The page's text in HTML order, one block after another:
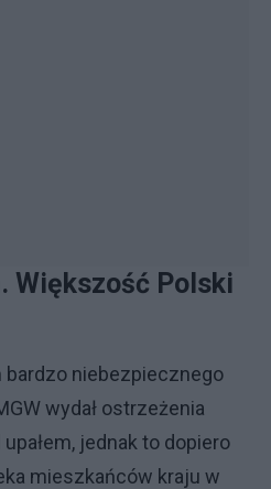
Większość Polski
niebezpiecznego
wydał ostrzeżenia
jednak to dopiero
mieszkańców kraju w